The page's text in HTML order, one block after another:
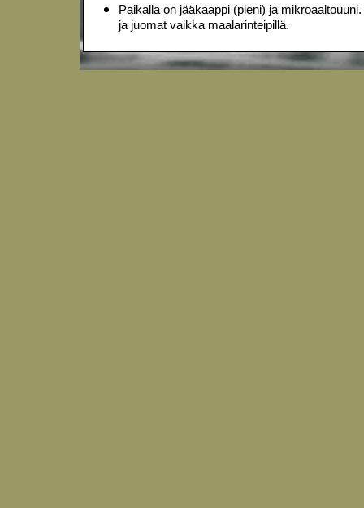
Paikalla on jääkaappi (pieni) ja
ja juomat vaikka maalarinteipillä.